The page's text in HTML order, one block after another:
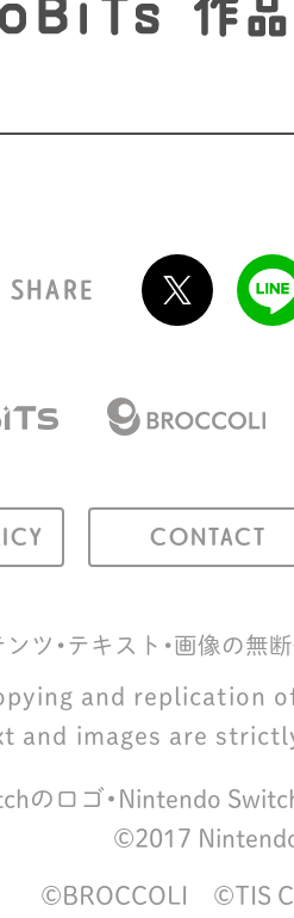
SHARE
CONTACT
ツ・テキスト・画像の無
and replication
and images are
のロゴ・Nintendo
©2017
©BROCCOLI ©TIS